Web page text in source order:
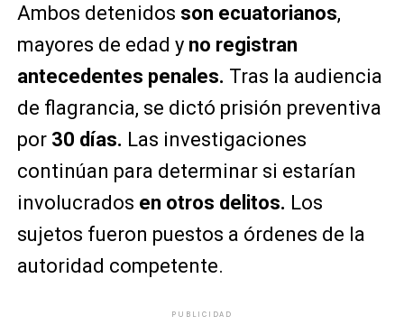
Ambos detenidos son ecuatorianos,
mayores de edad y no registran
antecedentes penales. Tras la audiencia
de flagrancia, se dictó prisión preventiva
por 30 días. Las investigaciones
continúan para determinar si estarían
involucrados en otros delitos. Los
sujetos fueron puestos a órdenes de la
autoridad competente.
PUBLICIDAD